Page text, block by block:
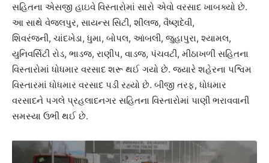
સહિતના એસજી હાઇવે વિસ્તારોમાં સારો એવો વરસાદ ખાબક્યો છે.
આ સાથે વેજલપુર, સાયન્સ સિટી, શીલજ, વૈષ્ણદેવી,
શિવરંજની, ચાંદખેડા, ધુમા, બોપલ, આંબલી, જુહાપુરા, શ્યામલ,
યુનિવર્સિટી રોડ, ભાડજ, રાણીપ, વાડજ, પંચવટી, મીઠાખળી સહિતના
વિસ્તારોમાં ધોધમાર વરસાદ શરૂ થઈ ગયો છે. જ્યારે શહેરના પશ્વિમ
વિસ્તારમાં ધોધમાર વરસાદ પડી રહ્યો છે. બીજી તરફ, ધોધમાર
વરસાદને પગલે પ્રહલાદનગર સહિતના વિસ્તારોમાં પાણી ભરાવવાની
સમસ્યા ઉભી થઈ છે.